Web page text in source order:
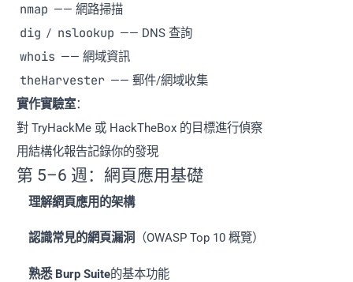
nmap —— 網路掃描
dig / nslookup —— DNS 查詢
whois —— 網域資訊
theHarvester —— 郵件/網域收集
實作實驗室：
對 TryHackMe 或 HackTheBox 的目標進行偵察
用結構化報告記錄你的發現
第 5–6 週：網頁應用基礎
理解網頁應用的架構
認識常見的網頁漏洞 （OWASP Top 10 概覽）
熟悉 Burp Suite的基本功能